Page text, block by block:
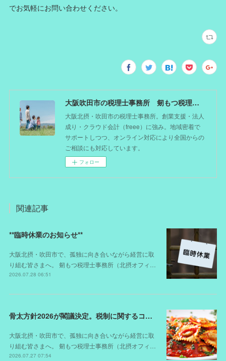
でお気軽にお問い合わせください。
大阪吹田市の税理士事務所 剱もつ税理士（北摂オフィス）―かつてdoctorを目指した税理士が企業のホームドクターとしてあなたの事業をサポート。税理士が直接担当する『かかりつけ税理士』
大阪北摂・吹田市の税理士事務所。創業支援・法人
成り・クラウド会計（freee）に強み。地域密着で
サポートしつつ、オンライン対応により全国からの
ご相談にも対応しています。
フォロー
関連記事
**臨時休業のお知らせ**
大阪北摂・吹田市で、孤独に向き合いながら経営に取
り組む皆さまへ。 剱もつ税理士事務所（北摂オフィ…
2026.07.28 06:51
骨太方針2026が閣議決定。税制に関するコメントは？
大阪北摂・吹田市で、孤独に向き合いながら経営に取
り組む皆さまへ。 剱もつ税理士事務所（北摂オフィ…
2026.07.27 07:54